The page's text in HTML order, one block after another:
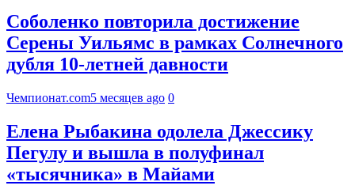
Соболенко повторила достижение
Серены Уильямс в рамках Солнечного
дубля 10-летней давности
Чемпионат.com5 месяцев ago 0
Елена Рыбакина одолела Джессику
Пегулу и вышла в полуфинал
«тысячника» в Майами